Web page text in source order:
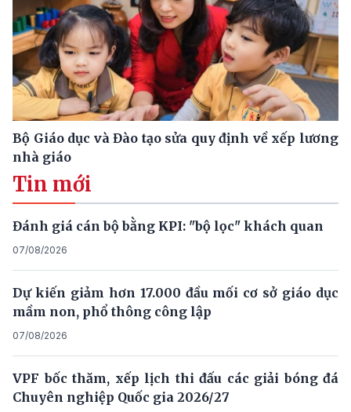
Bộ Giáo dục và Đào tạo sửa quy định về xếp lương
nhà giáo
Tin mới
Đánh giá cán bộ bằng KPI: "bộ lọc" khách quan
07/08/2026
Dự kiến giảm hơn 17.000 đầu mối cơ sở giáo dục
mầm non, phổ thông công lập
07/08/2026
VPF bốc thăm, xếp lịch thi đấu các giải bóng đá
Chuyên nghiệp Quốc gia 2026/27